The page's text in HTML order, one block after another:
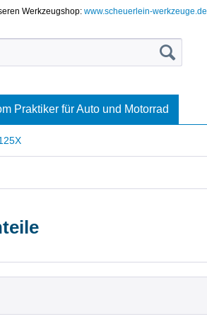
Werkzeugshop:www.scheuerlein-werkzeuge.de
Praktiker für Auto und Motorrad